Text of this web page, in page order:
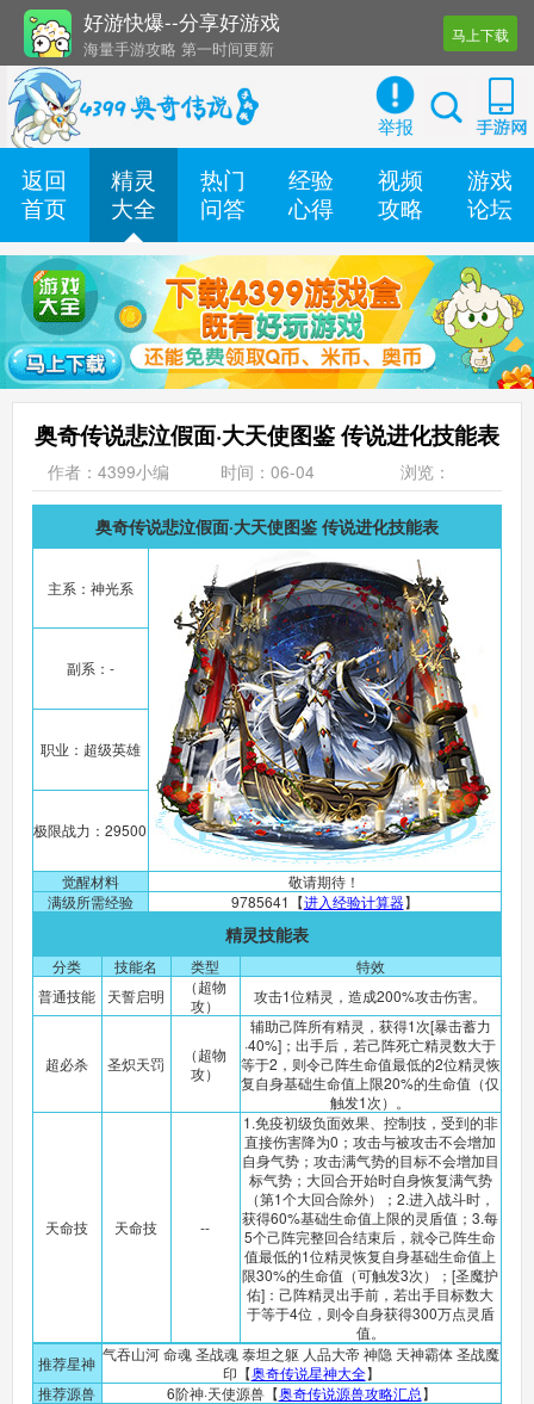
好游快爆--分享好游戏
海量手游攻略 第一时间更新
还有几十款实用辅助工具
马上下载
举报
返回
首页
精灵
大全
热门
问答
经验
心得
视频
攻略
游戏
论坛
奥奇传说悲泣假面·大天使图鉴 传说进化技能表
作者：4399小编 时间：06-04 浏览：
奥奇传说悲泣假面·大天使图鉴 传说进化技能表
主系：神光系
副系：-
职业：超级英雄
极限战力：29500
觉醒材料
敬请期待！
满级所需经验
9785641【进入经验计算器】
精灵技能表
分类 技能名 类型
特效
普通技能
天誓启明
（超物
攻）
攻击1位精灵，造成200%攻击伤害。
超必杀 圣炽天罚
（超物
攻）
辅助己阵所有精灵，获得1次[暴击蓄力
·40%]；出手后，若己阵死亡精灵数大于
等于2，则令己阵生命值最低的2位精灵恢
复自身基础生命值上限20%的生命值（仅
触发1次）。
天命技 天命技 --
1.免疫初级负面效果、控制技，受到的非
直接伤害降为0；攻击与被攻击不会增加
自身气势；攻击满气势的目标不会增加目
标气势；大回合开始时自身恢复满气势
（第1个大回合除外）；2.进入战斗时，
获得60%基础生命值上限的灵盾值；3.每
5个己阵完整回合结束后，就令己阵生命
值最低的1位精灵恢复自身基础生命值上
限30%的生命值（可触发3次）；[圣魔护
佑]：己阵精灵出手前，若出手目标数大
于等于4位，则令自身获得300万点灵盾
值。
推荐星神 气吞山河 命魂 圣战魂 泰坦之躯 人品大帝 神隐 天神霸体 圣战魔
印【奥奇传说星神大全】
推荐源兽
6阶神·天使源兽【奥奇传说源兽攻略汇总】